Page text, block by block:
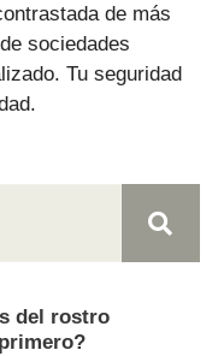
de más
sociedades
Tu seguridad
del rostro